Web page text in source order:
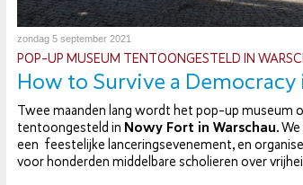
zondag 5 september 2021
POP-UP MUSEUM TEN­TOON­GE­STELD IN
How to Survive a Democracy
Twee maanden lang wordt het pop-up museum
ten­toon­ge­steld in Nowy Fort in Warschau.
een fees­te­lij­ke lan­ce­rings­eve­ne­ment, en
voor honderden mid­del­ba­re scho­lie­ren over